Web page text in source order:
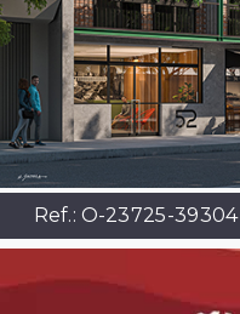
Ref.: O-23725-39304